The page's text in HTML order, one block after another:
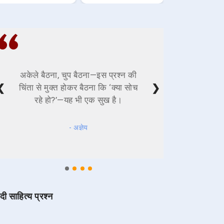
अकेले बैठना, चुप बैठना—इस प्रश्न की
चिंता से मुक्त होकर बैठना कि ‘क्या सोच
रहे हो?’—यह भी एक सुख है।
- अज्ञेय
❯
साहित्य प्रश्न